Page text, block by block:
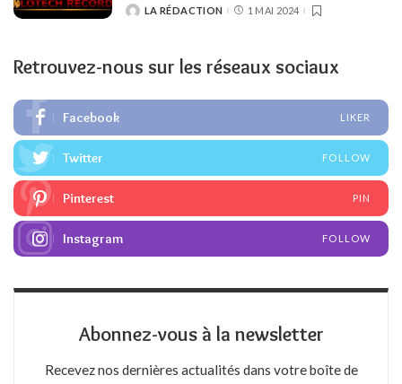
POSTED
LA RÉDACTION 1 MAI 2024
Retrouvez-nous sur les réseaux sociaux
Facebook LIKER
Twitter FOLLOW
Pinterest PIN
Instagram FOLLOW
Abonnez-vous à la newsletter
Recevez nos dernières actualités dans votre boîte de